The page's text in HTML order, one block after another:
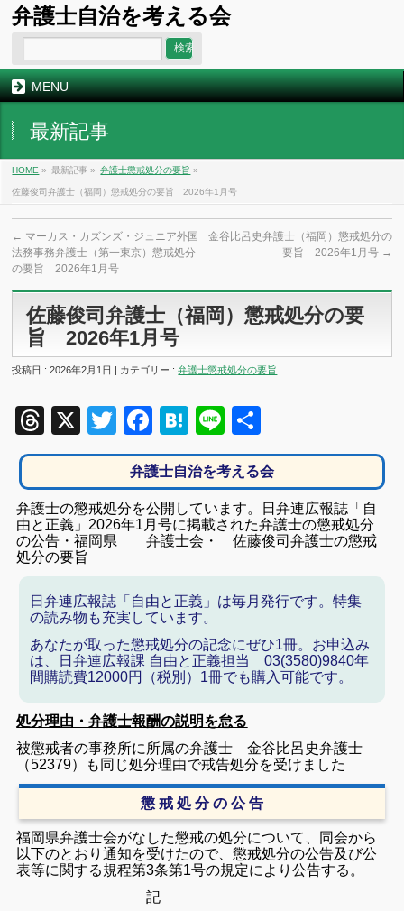
弁護士自治を考える会
MENU
最新記事
HOME » 最新記事 » 弁護士懲戒処分の要旨 »
佐藤俊司弁護士（福岡）懲戒処分の要旨 2026年1月号
← マーカス・カズンズ・ジュニア外国
法務事務弁護士（第一東京）懲戒処分
の要旨 2026年1月号
金谷比呂史弁護士（福岡）懲戒処分の
要旨 2026年1月号 →
佐藤俊司弁護士（福岡）懲戒処分の要
旨 2026年1月号
投稿日 : 2026年2月1日 | カテゴリー :弁護士懲戒処分の要旨
Threads
X TwitterFacebook
Hatena
Line
有
弁護士自治を考える会
弁護士の懲戒処分を公開しています。日弁連広報誌「自
由と正義」2026年1月号に掲載された弁護士の懲戒処分
の公告・福岡県 弁護士会・ 佐藤俊司弁護士の懲戒
処分の要旨
日弁連広報誌「自由と正義」は毎月発行です。特集
の読み物も充実しています。
あなたが取った懲戒処分の記念にぜひ1冊。お申込み
は、日弁連広報課 自由と正義担当 03(3580)9840年
間購読費12000円（税別）1冊でも購入可能です。
処分理由・弁護士報酬の説明を怠る
被懲戒者の事務所に所属の弁護士 金谷比呂史弁護士
（52379）も同じ処分理由で戒告処分を受けました
懲 戒 処 分 の 公 告
福岡県弁護士会がなした懲戒の処分について、同会から
以下のとおり通知を受けたので、懲戒処分の公告及び公
表等に関する規程第3条第1号の規定により公告する。
記